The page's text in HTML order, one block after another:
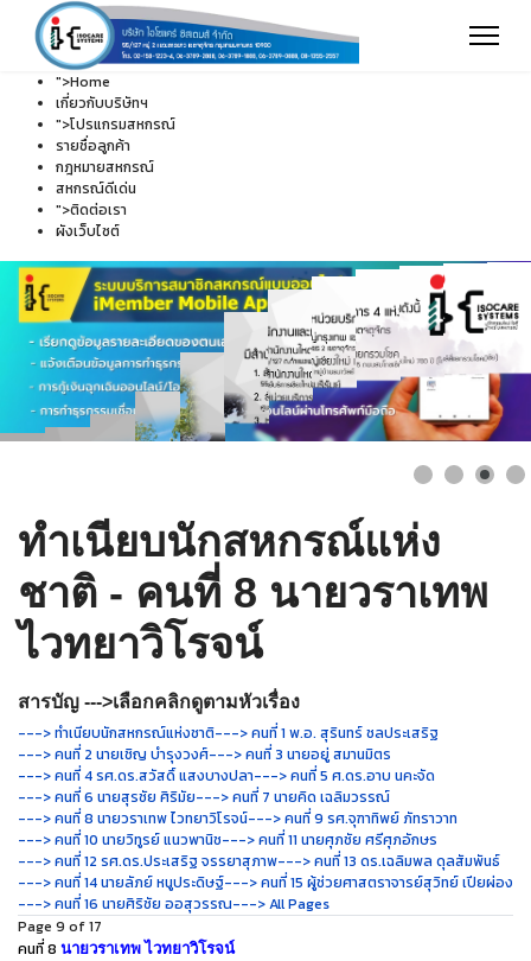
">Home
เกี่ยวกับบริษัทฯ
">โปรแกรมสหกรณ์
รายชื่อลูกค้า
กฎหมายสหกรณ์
สหกรณ์ดีเด่น
">ติดต่อเรา
ผังเว็บไซต์
ทำเนียบนักสหกรณ์แห่ง
ชาติ - คนที่ 8 นายวราเทพ
ไวทยาวิโรจน์
สารบัญ --->เลือกคลิกดูตามหัวเรื่อง
---> ทำเนียบนักสหกรณ์แห่งชาติ---> คนที่ 1 พ.อ. สุรินทร์ ชลประเสริฐ
---> คนที่ 2 นายเชิญ บำรุงวงศ์---> คนที่ 3 นายอยู่ สมานมิตร
---> คนที่ 4 รศ.ดร.สวัสดิ์ แสงบางปลา---> คนที่ 5 ศ.ดร.อาบ นคะจัด
---> คนที่ 6 นายสุรชัย ศิริมัย---> คนที่ 7 นายคิด เฉลิมวรรณ์
---> คนที่ 8 นายวราเทพ ไวทยาวิโรจน์---> คนที่ 9 รศ.จุฑาทิพย์ ภัทราวาท
---> คนที่ 10 นายวิทูรย์ แนวพานิช---> คนที่ 11 นายศุภชัย ศรีศุภอักษร
---> คนที่ 12 รศ.ดร.ประเสริฐ จรรยาสุภาพ---> คนที่ 13 ดร.เฉลิมพล ดุลสัมพันธ์
---> คนที่ 14 นายลัภย์ หนูประดิษฐ์---> คนที่ 15 ผู้ช่วยศาสตราจารย์สุวิทย์ เปียผ่อง
---> คนที่ 16 นายศิริชัย ออสุวรรณ---> All Pages
Page 9 of 17
คนที่ 8 นายวราเทพ ไวทยาวิโรจน์